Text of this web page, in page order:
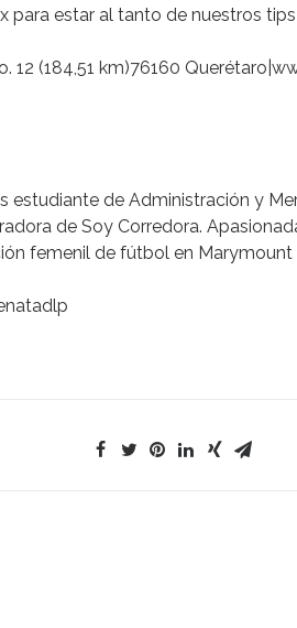
para estar al tanto de nuestros
12 (184,51 km)76160
estudiante de Administración y
de Soy Corredora.
femenil de fútbol en